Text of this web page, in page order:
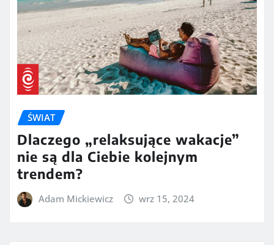
ŚWIAT
Dlaczego „relaksujące wakacje”
nie są dla Ciebie kolejnym
trendem?
Adam Mickiewicz wrz 15, 2024